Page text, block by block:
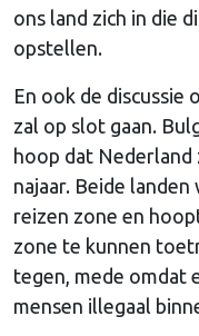
ons land zich in die
opstellen.
En ook de discussie
zal op slot gaan.
hoop dat
najaar. Beide
reizen zone en
zone te kunnen
tegen, mede omdat
mensen illegaal